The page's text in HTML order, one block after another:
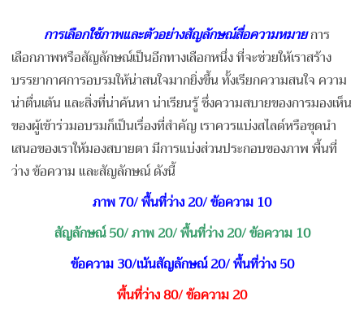
การเลือกใช้ภาพและตัวอย่างสัญลักษณ์สื่อความหมายการ
เลือกภาพหรือสัญลักษณ์เป็นอีกทางเลือกหนึ่ง ที่จะช่วยให้เราสร้าง
บรรยากาศการอบรมให้น่าสนใจมากยิ่งขึ้น ทั้งเรียกความสนใจ ความ
น่าตื่นเต้น และสิ่งที่น่าค้นหา น่าเรียนรู้ ซึ่งความสบายของการมองเห็น
ของผู้เข้าร่วมอบรมก็เป็นเรื่องที่สำคัญ เราควรแบ่งสไลด์หรือชุดนำ
เสนอของเราให้มองสบายตา มีการแบ่งส่วนประกอบของภาพ พื้นที่
ว่าง ข้อความ และสัญลักษณ์ ดังนี้
ภาพ 70/ พื้นที่ว่าง 20/ ข้อความ 10
สัญลักษณ์ 50/ ภาพ 20/ พื้นที่ว่าง 20/ ข้อความ 10
ข้อความ 30/เน้นสัญลักษณ์ 20/ พื้นที่ว่าง 50
พื้นที่ว่าง 80/ ข้อความ 20